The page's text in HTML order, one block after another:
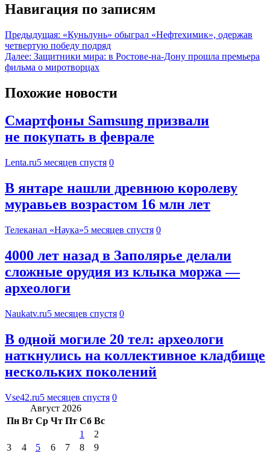
Навигация по записям
Предыдущая: «Куньлунь» обыграл «Нефтехимик», одержав
четвертую победу подряд
Далее: Защитники мира: в Ростове-на-Дону прошла премьера
фильма о миротворцах
Похожие новости
Смартфоны Samsung призвали
не покупать в феврале
Lenta.ru5 месяцев спустя 0
В янтаре нашли древнюю королеву
муравьев возрастом 16 млн лет
Телеканал «Наука»5 месяцев спустя 0
4000 лет назад в Заполярье делали
сложные орудия из клыка моржа —
археологи
Naukatv.ru5 месяцев спустя 0
В одной могиле 20 тел: археологи
наткнулись на коллективное кладбище
нескольких поколений
Vse42.ru5 месяцев спустя 0
Август 2026
Пн Вт Ср Чт Пт Сб Вс
1
2
3
4 5 6 7 8
9